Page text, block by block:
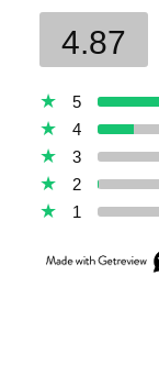
4.87
5
4
3
2
1